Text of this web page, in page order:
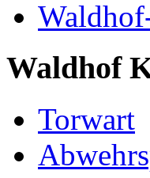
Waldhof
Torwart